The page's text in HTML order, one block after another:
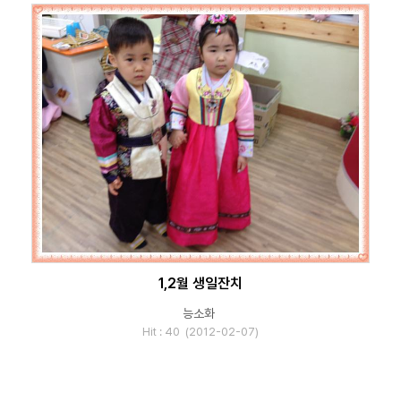
1,2월 생일잔치
능소화
Hit : 40 (2012-02-07)